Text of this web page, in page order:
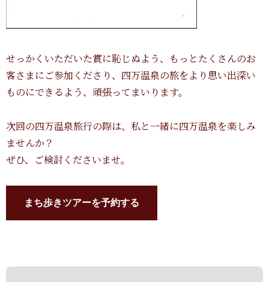
せっかくいただいた賞に恥じぬよう、もっとたくさんのお
客さまにご参加くださり、四万温泉の旅をより思い出深い
ものにできるよう、頑張ってまいります。
次回の四万温泉旅行の際は、私と一緒に四万温泉を楽しみ
ませんか？
ぜひ、ご検討くださいませ。
まち歩きツアーを予約する